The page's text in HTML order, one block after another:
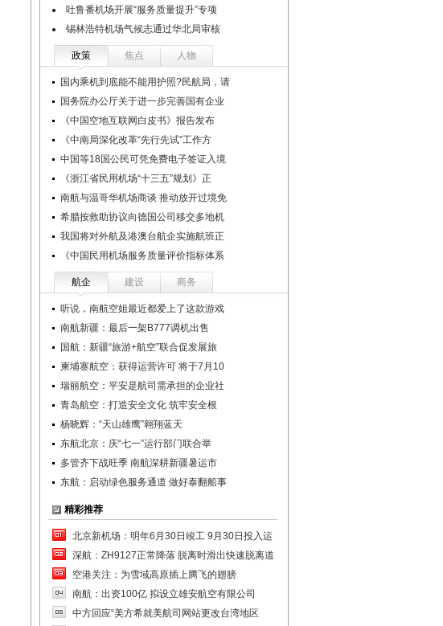
吐鲁番机场开展“服务质量提升”专项
锡林浩特机场气候志通过华北局审核
政策 焦点 人物
国内乘机到底能不能用护照?民航局，请
国务院办公厅关于进一步完善国有企业
《中国空地互联网白皮书》报告发布
《中南局深化改革“先行先试”工作方
中国等18国公民可凭免费电子签证入境
《浙江省民用机场“十三五”规划》正
南航与温哥华机场商谈 推动放开过境免
希腊按救助协议向德国公司移交多地机
我国将对外航及港澳台航企实施航班正
《中国民用机场服务质量评价指标体系
航企 建设 商务
听说，南航空姐最近都爱上了这款游戏
南航新疆：最后一架B777调机出售
国航：新疆“旅游+航空”联合促发展旅
柬埔寨航空：获得运营许可 将于7月10
瑞丽航空：平安是航司需承担的企业社
青岛航空：打造安全文化 筑牢安全根
杨晓辉：“天山雄鹰”翱翔蓝天
东航北京：庆“七一”运行部门联合举
多管齐下战旺季 南航深耕新疆暑运市
东航：启动绿色服务通道 做好泰翻船事
精彩推荐
北京新机场：明年6月30日竣工 9月30日投入运
深航：ZH9127正常降落 脱离时滑出快速脱离道
空港关注：为雪域高原插上腾飞的翅膀
南航：出资100亿 拟设立雄安航空有限公司
中方回应“美方希就美航司网站更改台湾地区